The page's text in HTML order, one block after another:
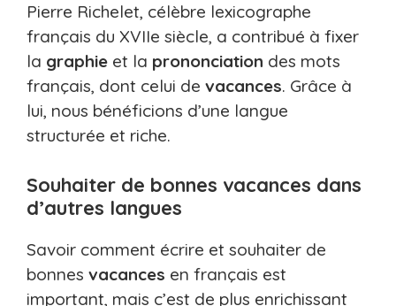
Pierre Richelet, célèbre lexicographe
français du XVIIe siècle, a contribué à fixer
la graphie et la prononciation des mots
français, dont celui de vacances. Grâce à
lui, nous bénéficions d’une langue
structurée et riche.
Souhaiter de bonnes vacances dans
d’autres langues
Savoir comment écrire et souhaiter de
bonnes vacances en français est
important, mais c’est de plus enrichissant